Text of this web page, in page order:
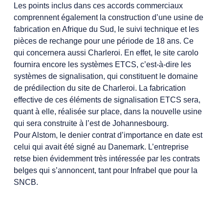
Les points inclus dans ces accords commerciaux
comprennent également la construction d’une usine de
fabrication en Afrique du Sud, le suivi technique et les
pièces de rechange pour une période de 18 ans. Ce
qui concernera aussi Charleroi. En effet, le site carolo
fournira encore les systèmes ETCS, c’est-à-dire les
systèmes de signalisation, qui constituent le domaine
de prédilection du site de Charleroi. La fabrication
effective de ces éléments de signalisation ETCS sera,
quant à elle, réalisée sur place, dans la nouvelle usine
qui sera construite à l’est de Johannesbourg.
Pour Alstom, le denier contrat d’importance en date est
celui qui avait été signé au Danemark. L’entreprise
retse bien évidemment très intéressée par les contrats
belges qui s’annoncent, tant pour Infrabel que pour la
SNCB.